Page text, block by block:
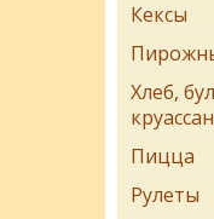
Кексы
Хлеб,
Пицца
Рулеты